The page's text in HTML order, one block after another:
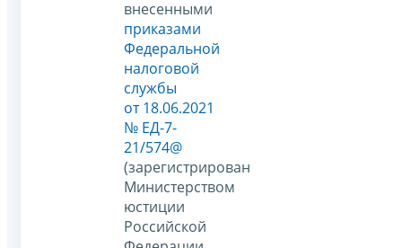
внесенными
приказами
Федеральной
налоговой
службы
от 18.06.2021
№ ЕД-7-
21/574@
(зарегистрирован
Министерством
юстиции
Российской